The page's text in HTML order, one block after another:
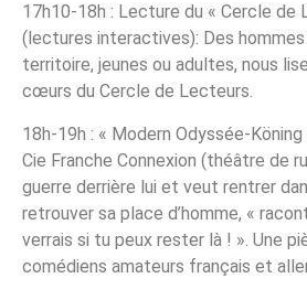
17h10-18h : Lecture du « Cercle de
(lectures interactives): Des
territoire, jeunes ou adultes, nous
cœurs du Cercle de Lecteurs.
18h-19h : « Modern Odyssée-
Cie Franche Connexion (théâtre de
guerre derrière lui et veut rentrer
retrouver sa place d’homme, «
verrais si tu peux rester là ! ». Une
comédiens amateurs français et